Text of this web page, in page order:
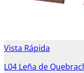
Vista Rápida
L04 Leña de